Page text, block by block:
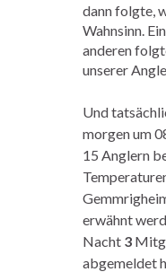
dann folgte,
Wahnsinn.
anderen
unserer
Und
morgen um
15 Anglern
erwähnt
Nacht 3
abgemeldet